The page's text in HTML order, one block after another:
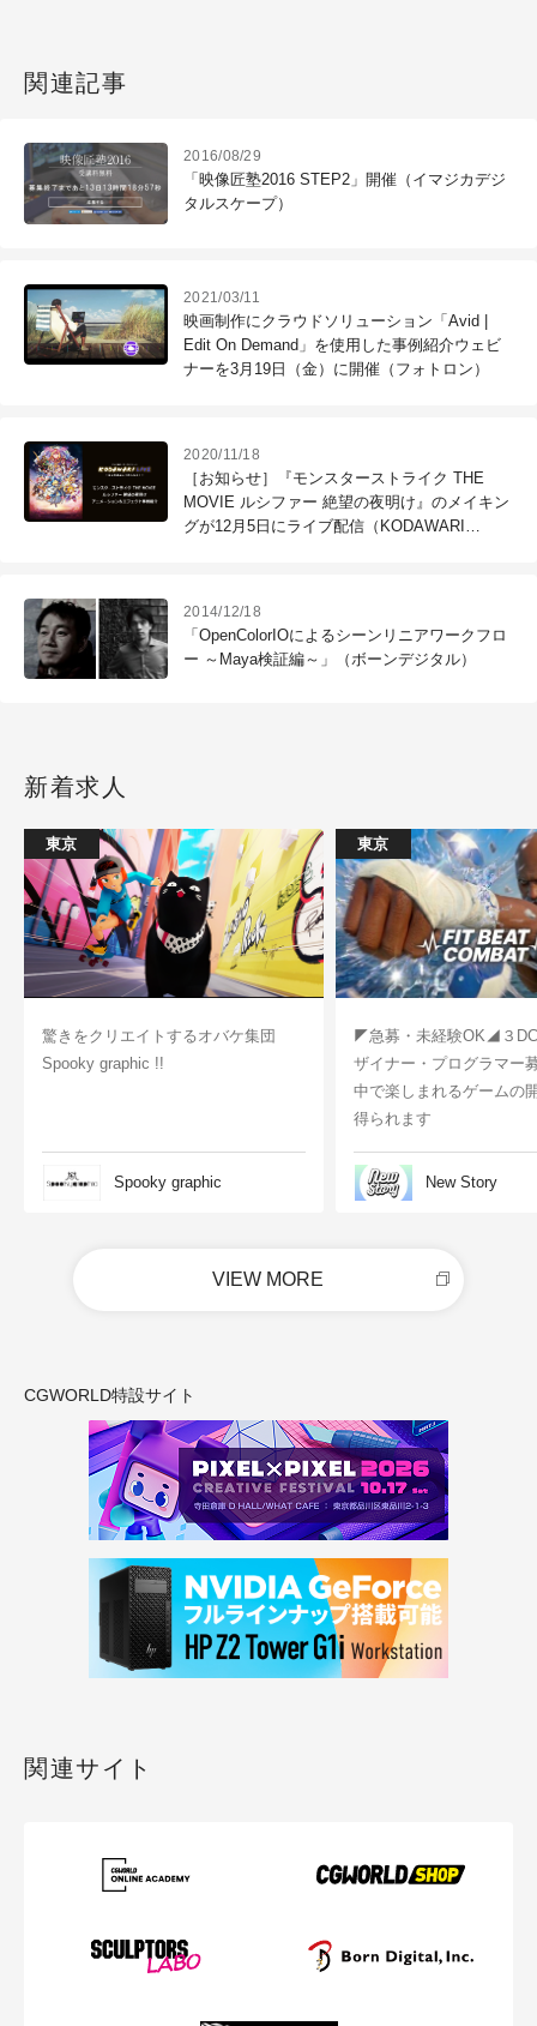
関連記事
2016/08/29
「映像匠塾2016 STEP2」開催（イマジカデジ
タルスケープ）
2021/03/11
映画制作にクラウドソリューション「Avid |
Edit On Demand」を使用した事例紹介ウェビ
ナーを3月19日（金）に開催（フォトロン）
2020/11/18
［お知らせ］『モンスターストライク THE
MOVIE ルシファー 絶望の夜明け』のメイキン
グが12月5日にライブ配信（KODAWARI
2014/12/18
「OpenColorIOによるシーンリニアワークフロ
ー ～Maya検証編～」（ボーンデジタル）
新着求人
東京
驚きをクリエイトするオバケ集団
Spooky graphic !!
Spooky graphic
東京
◤急募・未経験OK◢３
ザイナー・プログラマー
中で楽しまれるゲームの
得られます
New Story
VIEW MORE
CGWORLD特設サイト
関連サイト